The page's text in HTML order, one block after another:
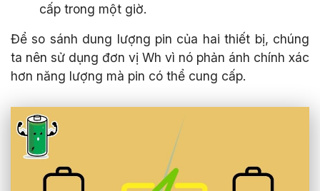
cấp trong một giờ.
Để so sánh dung lượng pin của hai thiết bị, chúng
ta nên sử dụng đơn vị Wh vì nó phản ánh chính xác
hơn năng lượng mà pin có thể cung cấp.